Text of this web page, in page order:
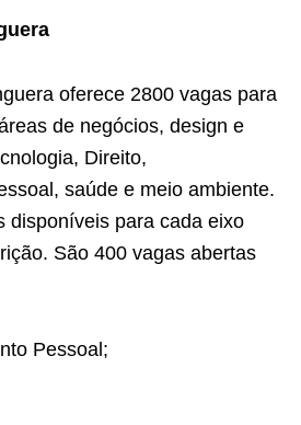
oferece 2800 vagas para
de negócios, design e
Direito,
saúde e meio ambiente.
disponíveis para cada eixo
São 400 vagas abertas
Pessoal;